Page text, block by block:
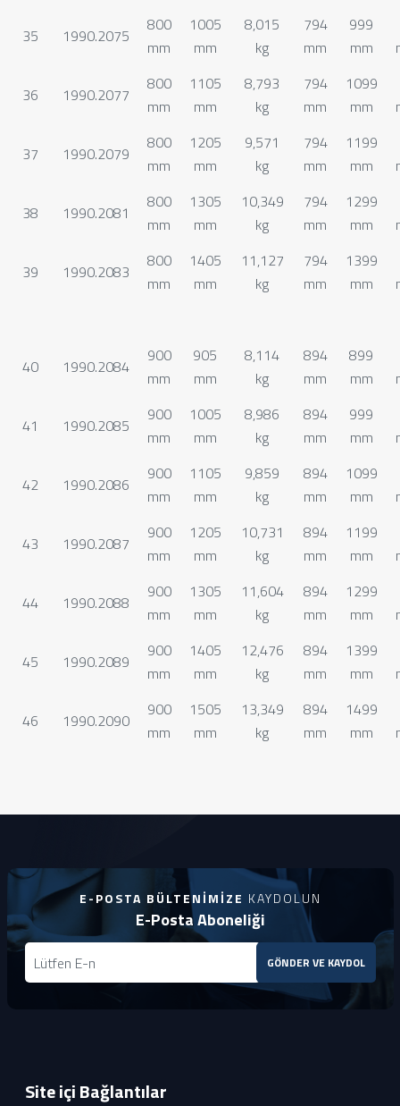
35 1990.2075
800
mm
1005
mm
8,015
kg
794
mm
999
mm
36 1990.2077
800
mm
1105
mm
8,793
kg
794
mm
1099
mm
37 1990.2079
800
mm
1205
mm
9,571
kg
794
mm
1199
mm
38 1990.2081
800
mm
1305
mm
10,349
kg
794
mm
1299
mm
39 1990.2083
800
mm
1405
mm
11,127
kg
794
mm
1399
mm
40 1990.2084
900
mm
905
mm
8,114
kg
894
mm
899
mm
41 1990.2085
900
mm
1005
mm
8,986
kg
894
mm
999
mm
42 1990.2086
900
mm
1105
mm
9,859
kg
894
mm
1099
mm
43 1990.2087
900
mm
1205
mm
10,731
kg
894
mm
1199
mm
44 1990.2088
900
mm
1305
mm
11,604
kg
894
mm
1299
mm
45 1990.2089
900
mm
1405
mm
12,476
kg
894
mm
1399
mm
46 1990.2090
900
mm
1505
mm
13,349
kg
894
mm
1499
mm
E-POSTA BÜLTENIMIZE KAYDOLUN
E-Posta Aboneliği
GÖNDER VE KAYDOL
Site içi Bağlantılar